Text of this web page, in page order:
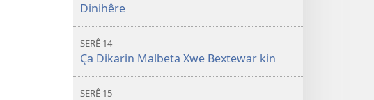
Dinihêre
SERÊ 14
Ça Dikarin Malbeta Xwe Bextewar kin
SERÊ 15